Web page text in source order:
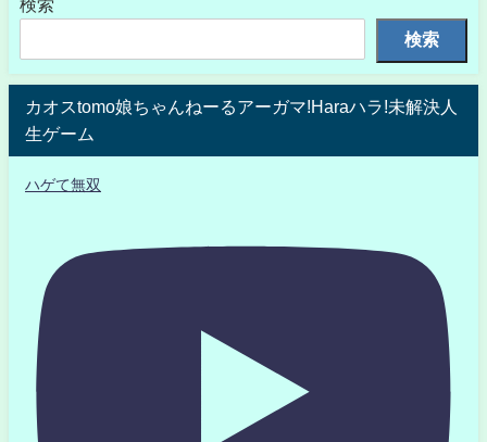
検索
検索
カオスtomo娘ちゃんねーるアーガマ!Haraハラ!未解決人
生ゲーム
ハゲて無双